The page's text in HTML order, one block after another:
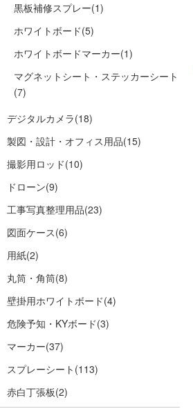
黒板補修スプレー(1)
ホワイトボード(5)
ホワイトボードマーカー(1)
マグネットシート・ステッカーシート
(7)
デジタルカメラ(18)
製図・設計・オフィス用品(15)
撮影用ロッド(10)
ドローン(9)
工事写真整理用品(23)
図面ケース(6)
用紙(2)
丸筒・角筒(8)
壁掛用ホワイトボード(4)
危険予知・KYボード(3)
マーカー(37)
スプレーシート (113)
赤白丁張板(2)